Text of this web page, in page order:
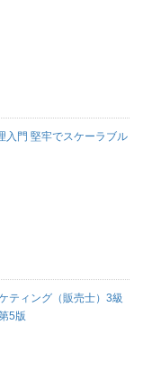
入門 堅牢でスケーラブル
ティング（販売士）3級
5版